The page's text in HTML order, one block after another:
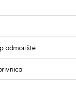
odmorište